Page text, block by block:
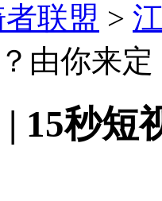
联盟 >
由你来定
15秒短